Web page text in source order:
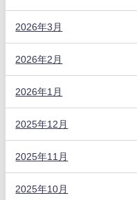
2026年3月
2026年2月
2026年1月
2025年12月
2025年11月
2025年10月